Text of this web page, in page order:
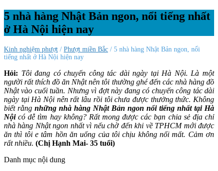
5 nhà hàng Nhật Bản ngon, nổi tiếng nhất
ở Hà Nội hiện nay
Kinh nghiệm phượt / Phượt miền Bắc / 5 nhà hàng Nhật Bản ngon, nổi
tiếng nhất ở Hà Nội hiện nay
Hỏi: Tôi đang có chuyến công tác dài ngày tại Hà Nội. Là một
người rất thích đồ ăn Nhật nên tôi thường ghé đến các nhà hàng đồ
Nhật vào cuối tuần. Nhưng vì đợt này đang có chuyến công tác dài
ngày tại Hà Nội nên rất lâu rồi tôi chưa được thưởng thức. Không
biết rằng những nhà hàng Nhật Bản ngon nổi tiếng nhất tại Hà
Nộicó dễ tìm hay không? Rất mong được các bạn chia sẻ địa chỉ
nhà hàng Nhật ngon nhất vì nếu chờ đến khi về TPHCM mới được
ăn thì tôi e tâm hồn ăn uống của tôi chịu không nổi mất. Cảm ơn
rất nhiều. (Chị Hạnh Mai- 35 tuổi)
Danh mục nội dung